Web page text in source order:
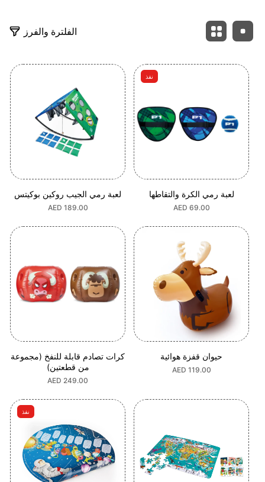
الفلترة والفرز
لعبة رمي الجيب روكين بوكيتس
السعر
AED 189.00
نفذ
لعبة رمي الكرة والتقاطها
السعر
AED 69.00
كرات تصادم قابلة للنفخ (مجموعة
من قطعتين)
السعر
AED 249.00
حيوان قفزة هوائية
السعر
AED 119.00
نفذ